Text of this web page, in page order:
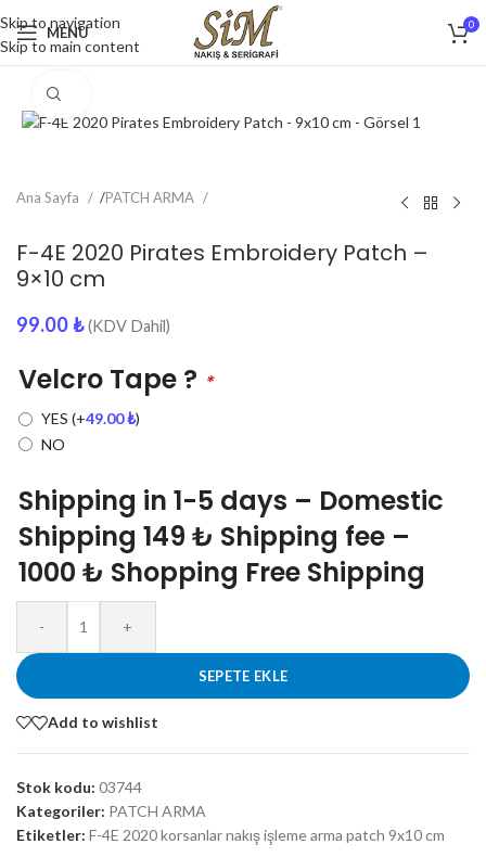
Skip to navigation
Skip to main content
MENU 0
Ana Sayfa /PATCH ARMA
F-4E 2020 Pirates Embroidery Patch –
9×10 cm
99.00₺ (KDV Dahil)
Velcro Tape ? *
YES (+49.00₺)
NO
Shipping in 1-5 days – Domestic
Shipping 149 ₺ Shipping fee –
1000 ₺ Shopping Free Shipping
- +
SEPETE EKLE
Add to wishlist
Stok kodu: 03744
Kategoriler: PATCH ARMA
Etiketler: F-4E 2020 korsanlar nakış işleme arma patch 9x10 cm